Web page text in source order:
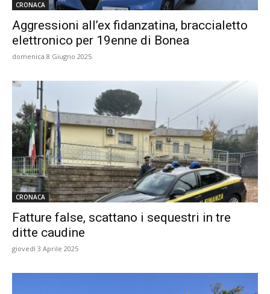
CRONACA
Aggressioni all’ex fidanzatina, braccialetto
elettronico per 19enne di Bonea
domenica 8 Giugno 2025
CRONACA
Fatture false, scattano i sequestri in tre
ditte caudine
giovedì 3 Aprile 2025